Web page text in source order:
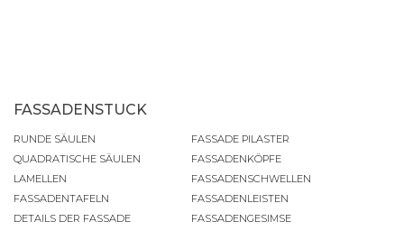
FASSADENSTUCK
RUNDE SÄULEN
QUADRATISCHE SÄULEN
LAMELLEN
FASSADENTAFELN
DETAILS DER FASSADE
FASSADE PILASTER
FASSADENKÖPFE
FASSADENSCHWELLEN
FASSADENLEISTEN
FASSADENGESIMSE